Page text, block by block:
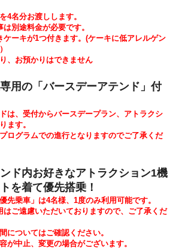
名分お渡しします。
別途料金が必要です。
ーキが1つ付きます。 (ケーキに低アレルゲン
お預かりはできません
専用の「バースデーアテンド」付
、受付からバースデープラン、アトラクシ
ます。
グラムでの進行となりますのでご了承くだ
ンド内お好きなアトラクション1機
を着て優先搭乗！
乗車」は4名様、1度のみ利用可能です。
はご遠慮いただいておりますので、ご了承くだ
ついてはご確認ください。
中止、変更の場合がございます。